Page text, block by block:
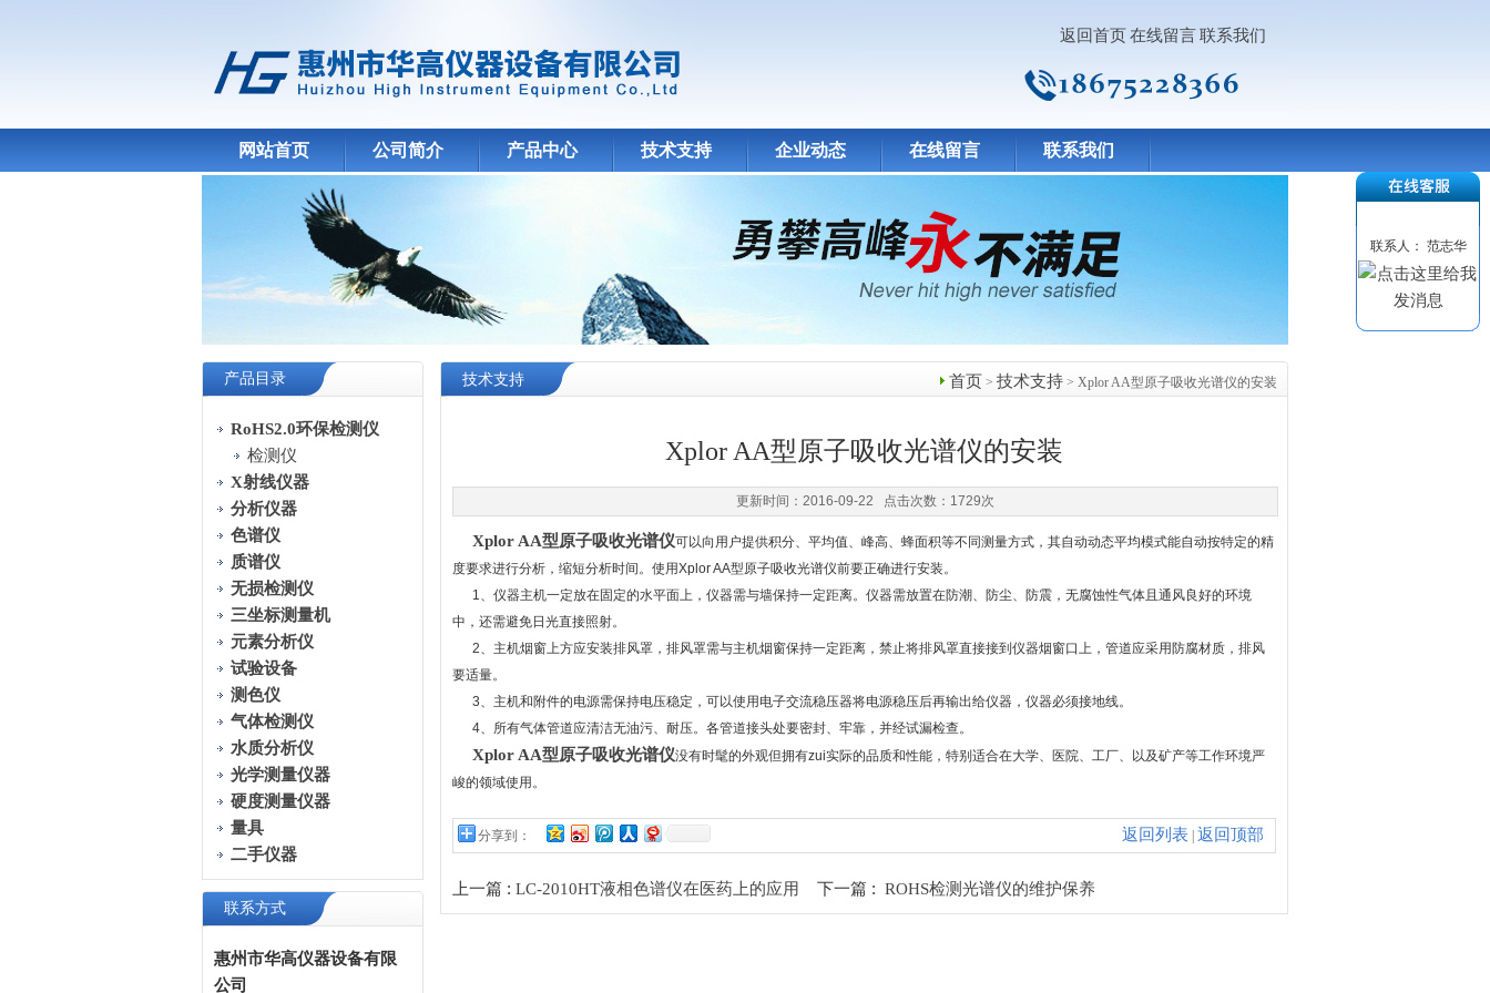
返回首页在线留言联系我们
网站首页 公司简介 产品中心 技术支持 企业动态 在线留言 联系我们
产品目录
RoHS2.0环保检测仪
检测仪
X射线仪器
分析仪器
色谱仪
质谱仪
无损检测仪
三坐标测量机
元素分析仪
试验设备
测色仪
气体检测仪
水质分析仪
光学测量仪器
硬度测量仪器
量具
二手仪器
联系方式
惠州市华高仪器设备有限
公司
首页 > 技术支持 > Xplor AA型原子吸收光谱仪的安装
技术支持
Xplor AA型原子吸收光谱仪的安装
更新时间：2016-09-22 点击次数：1729次
Xplor AA型原子吸收光谱仪可以向用户提供积分、平均值、峰高、蜂面积等不同测量方式，其自动动态平均模式能自动按特定的精
度要求进行分析，缩短分析时间。使用Xplor AA型原子吸收光谱仪前要正确进行安装。
1、仪器主机一定放在固定的水平面上，仪器需与墙保持一定距离。仪器需放置在防潮、防尘、防震，无腐蚀性气体且通风良好的环境
中，还需避免日光直接照射。
2、主机烟窗上方应安装排风罩，排风罩需与主机烟窗保持一定距离，禁止将排风罩直接接到仪器烟窗口上，管道应采用防腐材质，排风
要适量。
3、主机和附件的电源需保持电压稳定，可以使用电子交流稳压器将电源稳压后再输出给仪器，仪器必须接地线。
4、所有气体管道应清洁无油污、耐压。各管道接头处要密封、牢靠，并经试漏检查。
Xplor AA型原子吸收光谱仪没有时髦的外观但拥有zui实际的品质和性能，特别适合在大学、医院、工厂、以及矿产等工作环境严
峻的领域使用。
分享到： 返回列表 返回顶部
上一篇 : LC-2010HT液相色谱仪在医药上的应用 下一篇 : ROHS检测光谱仪的维护保养
联系人： 范志华